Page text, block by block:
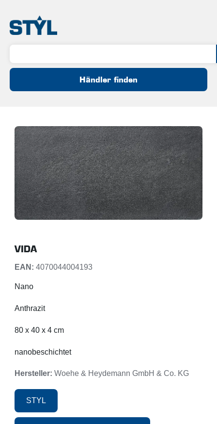
Händler finden
VIDA
EAN: 4070044004193
Nano
Anthrazit
80 x 40 x 4 cm
nanobeschichtet
Hersteller: Woehe & Heydemann GmbH & Co. KG
STYL